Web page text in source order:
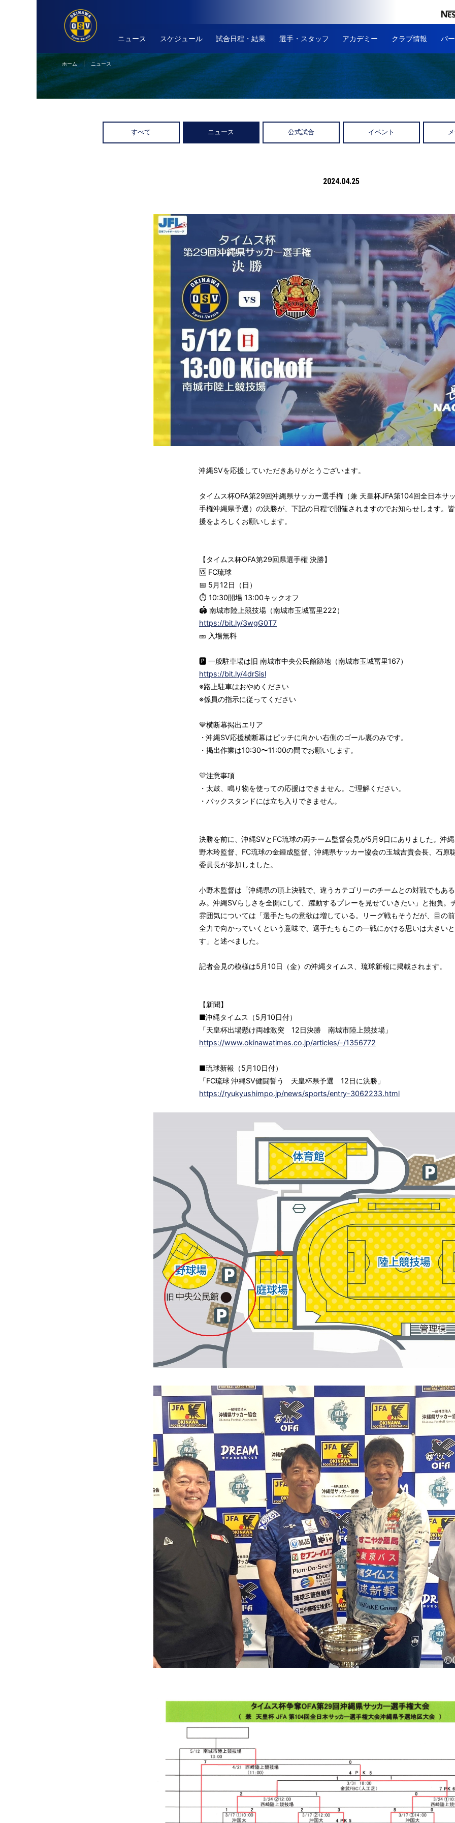
ニュース スケジュール 試合日程・結果 選手・スタッフ アカデミー クラブ情報 パ
ホーム| ニュース
すべて ニュース 公式試合 イベント
2024.04.25
沖縄SVを応援していただきありがとうございます。
タイムス杯OFA第29回沖縄県サッカー選手権（兼 天皇杯JFA第104回全日本サ
手権沖縄県予選）の決勝が、下記の日程で開催されますのでお知らせします。
援をよろしくお願いします。
【タイムス杯OFA第29回県選手権 決勝】
🆚 FC琉球
📅 5月12日（日）
⏱ 10:30開場 13:00キックオフ
🏟 南城市陸上競技場（南城市玉城冨里222）
https://bit.ly/3wgG0T7
🎫 入場無料
🅿 一般駐車場は旧 南城市中央公民館跡地（南城市玉城冨里167）
https://bit.ly/4drSisl
※路上駐車はおやめください
※係員の指示に従ってください
💙横断幕掲出エリア
・沖縄SV応援横断幕はピッチに向かい右側のゴール裏のみです。
・掲出作業は10:30〜11:00の間でお願いします。
💛注意事項
・太鼓、鳴り物を使っての応援はできません。ご理解ください。
・バックスタンドには立ち入りできません。
決勝を前に、沖縄SVとFC琉球の両チーム監督会見が5月9日にありました。沖
野木玲監督、FC琉球の金鍾成監督、沖縄県サッカー協会の玉城吉貴会長、石原
委員長が参加しました。
小野木監督は「沖縄県の頂上決戦で、違うカテゴリーのチームとの対戦でもあ
み。沖縄SVらしさを全開にして、躍動するプレーを見せていきたい」と抱負。
雰囲気については「選手たちの意欲は増している。リーグ戦もそうだが、目の
全力で向かっていくという意味で、選手たちもこの一戦にかける思いは大きい
す」と述べました。
記者会見の模様は5月10日（金）の沖縄タイムス、琉球新報に掲載されます。
【新聞】
■沖縄タイムス（5月10日付）
「天皇杯出場懸け両雄激突 12日決勝 南城市陸上競技場」
https://www.okinawatimes.co.jp/articles/-/1356772
■琉球新報（5月10日付）
「FC琉球 沖縄SV健闘誓う 天皇杯県予選 12日に決勝」
https://ryukyushimpo.jp/news/sports/entry-3062233.html